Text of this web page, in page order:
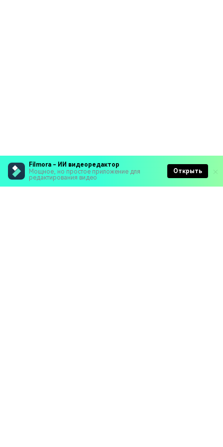
Filmora - ИИ видеоредактор
Мощное, но простое приложение для
редактирования видео
Открыть